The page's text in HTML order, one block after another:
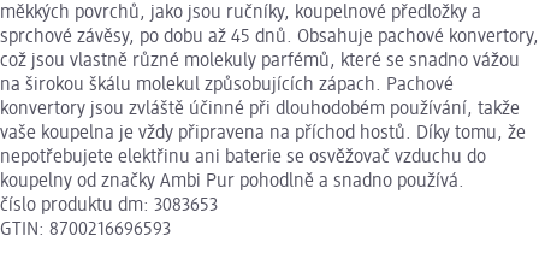
měkkých povrchů, jako jsou ručníky, koupelnové předložky a
sprchové závěsy, po dobu až 45 dnů. Obsahuje pachové konvertory,
což jsou vlastně různé molekuly parfémů, které se snadno vážou
na širokou škálu molekul způsobujících zápach. Pachové
konvertory jsou zvláště účinné při dlouhodobém používání, takže
vaše koupelna je vždy připravena na příchod hostů. Díky tomu, že
nepotřebujete elektřinu ani baterie se osvěžovač vzduchu do
koupelny od značky Ambi Pur pohodlně a snadno používá.
číslo produktu dm: 3083653
GTIN: 8700216696593